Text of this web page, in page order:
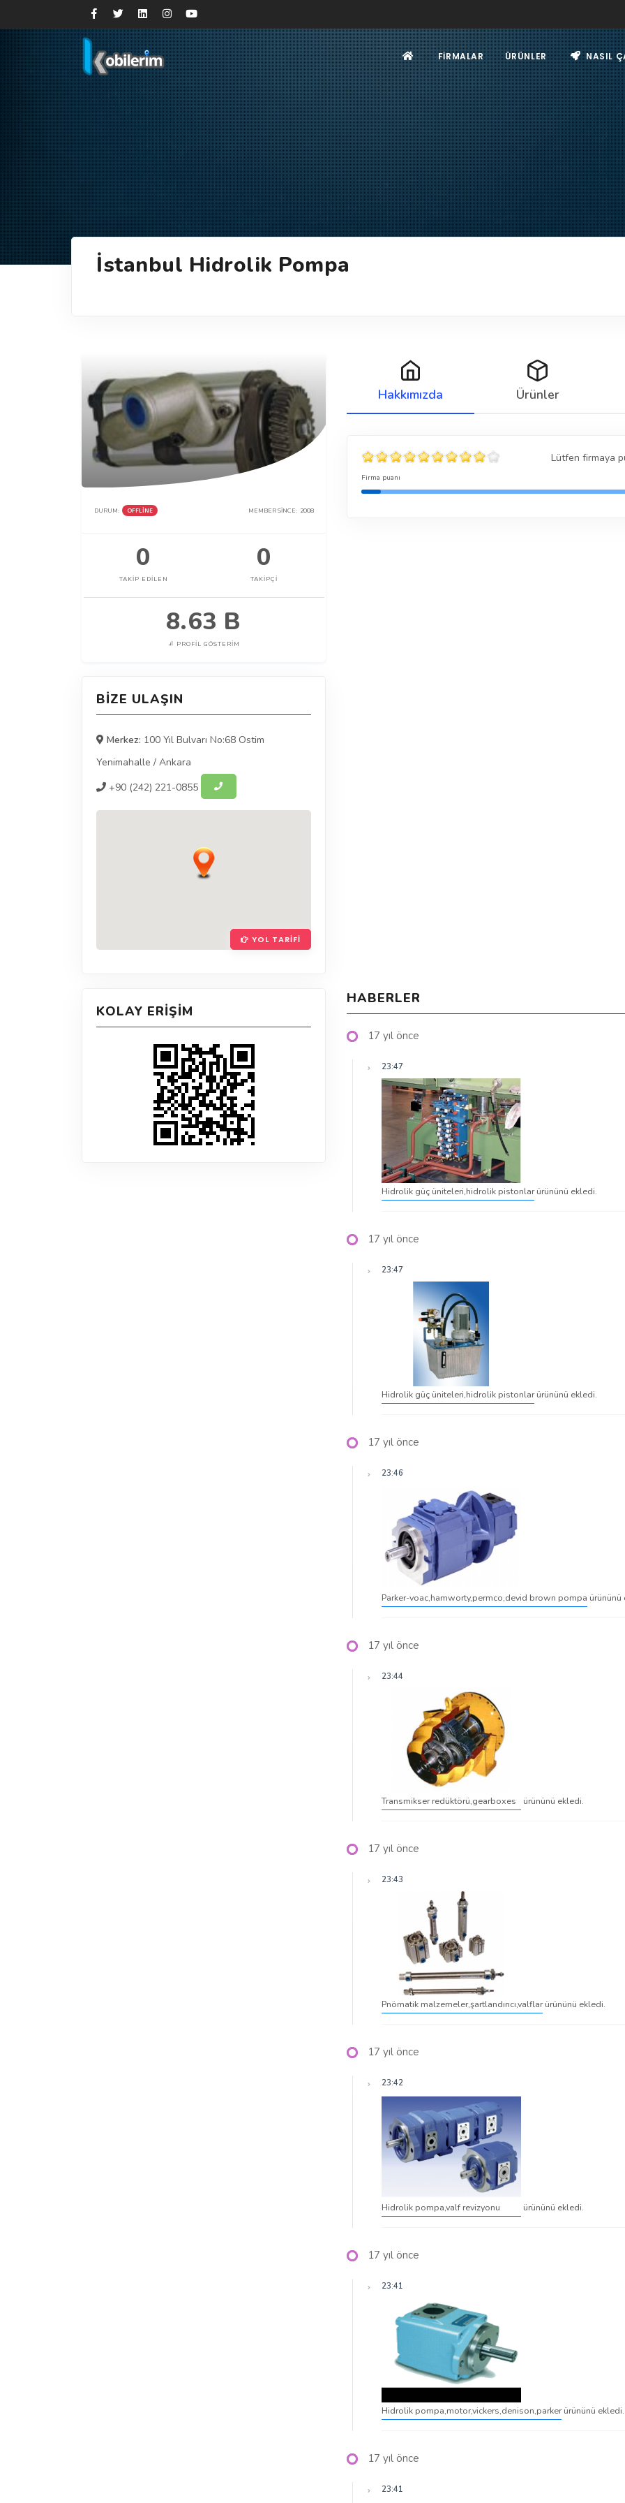
FIRMALAR ÜRÜNLER NASIL
İstanbul Hidrolik Pompa
DURUM: OFFLINE MEMBER SINCE: 2008
0
TAKIP EDILEN
0
TAKIPÇI
8.63 B
PROFIL GÖSTERIM
BIZE ULAŞIN
Merkez: 100 Yıl Bulvarı No:68 Ostim
Yenimahalle / Ankara
+90 (242) 221-0855
YOL TARIFI
KOLAY ERIŞIM
Hakkımızda Ürünler
Lütfen firmaya
Firma puanı
HABERLER
17 yıl önce
23:47
Hidrolik güç üniteleri,hidrolik pistonlarürününü ekledi.
17 yıl önce
23:47
Hidrolik güç üniteleri,hidrolik pistonlarürününü ekledi.
17 yıl önce
23:46
Parker-voac,hamworty,permco,devid brown pompa ürününü
17 yıl önce
23:44
Transmikser redüktörü,gearboxes ürününü ekledi.
17 yıl önce
23:43
Pnömatik malzemeler,şartlandırıcı,valflarürününü ekledi.
17 yıl önce
23:42
Hidrolik pompa,valf revizyonu ürününü ekledi.
17 yıl önce
23:41
Hidrolik pompa,motor,vickers,denison,parkerürününü ekledi.
17 yıl önce
23:41